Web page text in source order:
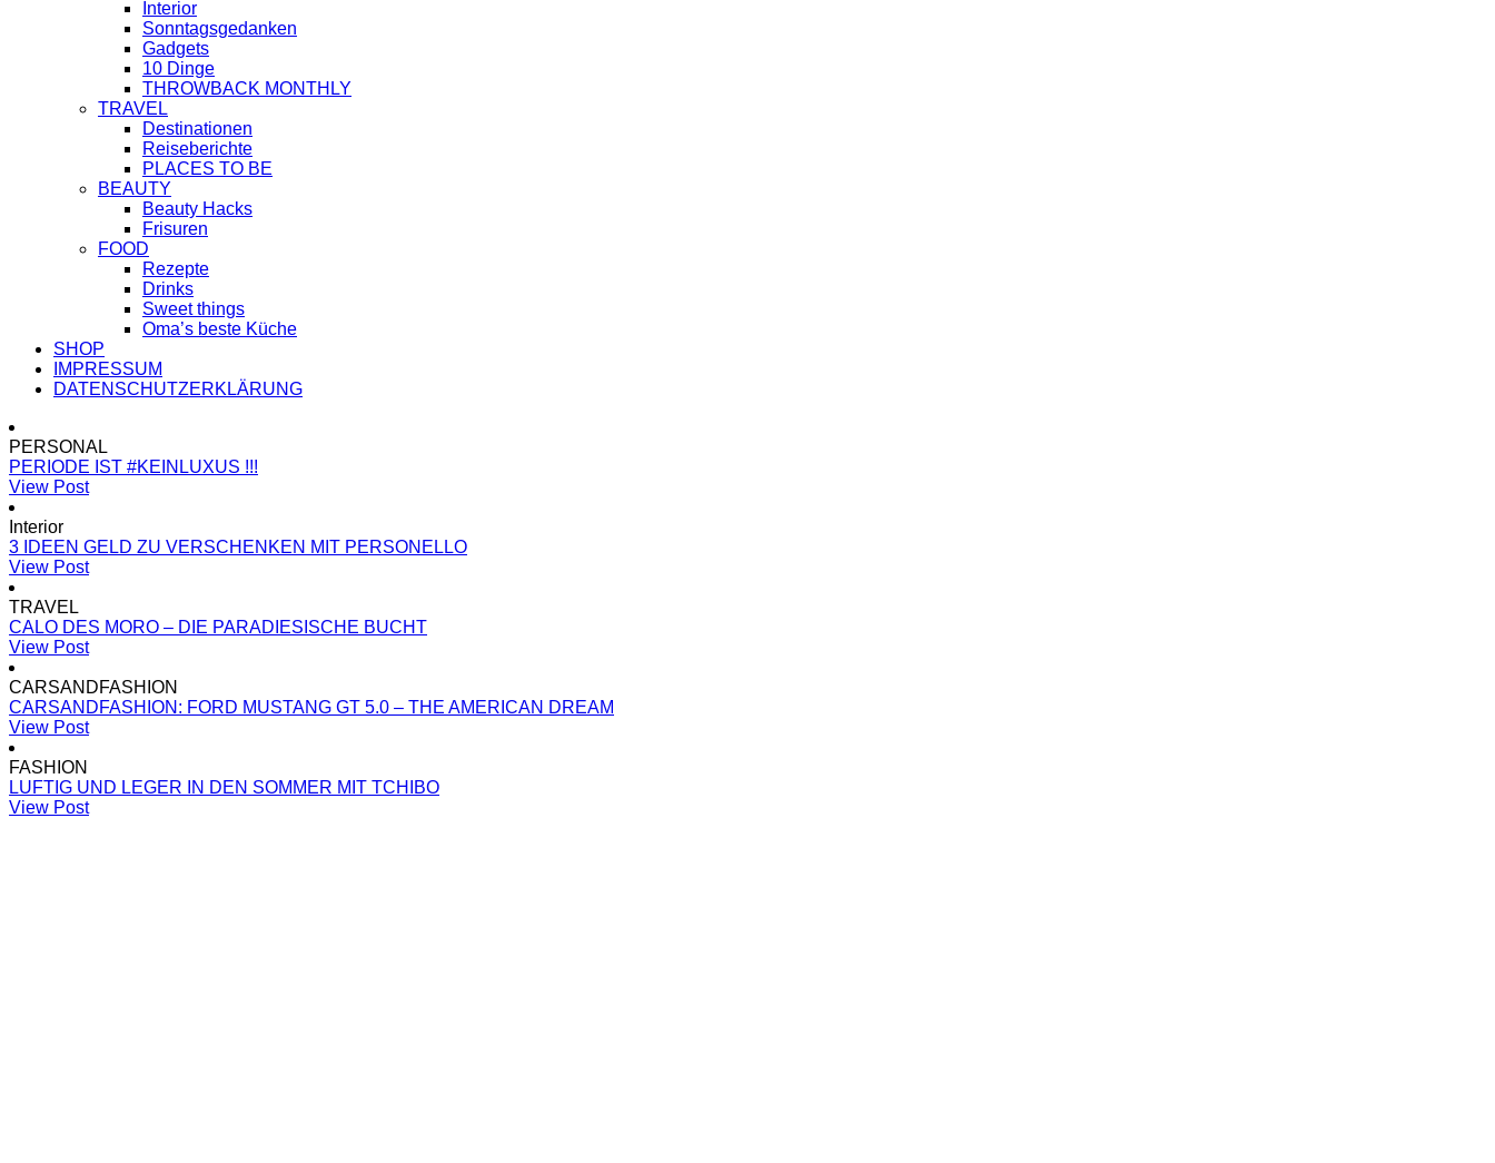
Interior
Sonntagsgedanken
Gadgets
10 Dinge
THROWBACK MONTHLY
TRAVEL
Destinationen
Reiseberichte
PLACES TO BE
BEAUTY
Beauty Hacks
Frisuren
FOOD
Rezepte
Drinks
Sweet things
Oma’s beste Küche
SHOP
IMPRESSUM
DATENSCHUTZERKLÄRUNG
PERSONAL
PERIODE IST #KEINLUXUS !!!
View Post
Interior
3 IDEEN GELD ZU VERSCHENKEN MIT PERSONELLO
View Post
TRAVEL
CALO DES MORO – DIE PARADIESISCHE BUCHT
View Post
CARSANDFASHION
CARSANDFASHION: FORD MUSTANG GT 5.0 – THE AMERICAN DREAM
View Post
FASHION
LUFTIG UND LEGER IN DEN SOMMER MIT TCHIBO
View Post